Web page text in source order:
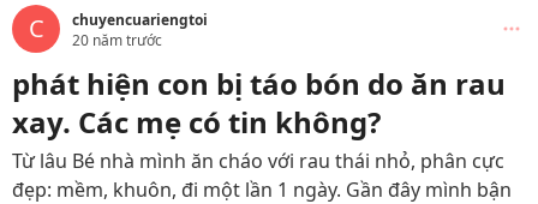
C
chuyencuariengtoi
20 năm trước
phát hiện con bị táo bón do ăn rau
xay. Các mẹ có tin không?
Từ lâu Bé nhà mình ăn cháo với rau thái nhỏ, phân cực
đẹp: mềm, khuôn, đi một lần 1 ngày. Gần đây mình bận